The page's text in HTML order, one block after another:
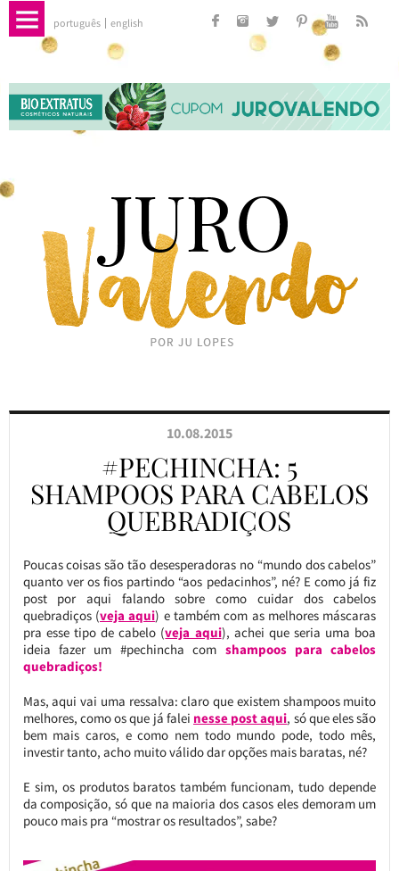
português english
10.08.2015
#PECHINCHA: 5
SHAMPOOS PARA CABELOS
QUEBRADIÇOS
Poucas coisas são tão desesperadoras no “mundo dos cabelos”
quanto ver os fios partindo “aos pedacinhos”, né? E como já fiz
post por aqui falando sobre como cuidar dos cabelos
quebradiços (veja aqui) e também com as melhores máscaras
pra esse tipo de cabelo (veja aqui), achei que seria uma boa
ideia fazer um #pechincha com shampoos para cabelos
quebradiços!
Mas, aqui vai uma ressalva: claro que existem shampoos muito
melhores, como os que já falei nesse post aqui, só que eles são
bem mais caros, e como nem todo mundo pode, todo mês,
investir tanto, acho muito válido dar opções mais baratas, né?
E sim, os produtos baratos também funcionam, tudo depende
da composição, só que na maioria dos casos eles demoram um
pouco mais pra “mostrar os resultados”, sabe?